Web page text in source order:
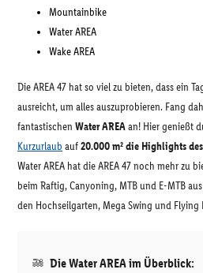
Mountainbike
Water AREA
Wake AREA
Die AREA 47 hat so viel zu bieten, dass ein
ausreicht, um alles auszuprobieren. Fang
fantastischen Water AREAan! Hier genießt
Kurzurlaub auf20.000 m² die Highlights
Water AREA hat die AREA 47 noch mehr zu
beim Raftig, Canyoning, MTB und E-MTB
den Hochseilgarten, Mega Swing und Flying
Die Water AREA im Überblick: